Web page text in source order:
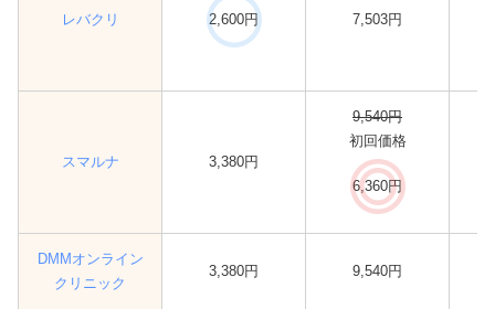
レバクリ 2,600円 7,503円
スマルナ 3,380円
9,540円
初回価格
6,360円
DMMオンライン
クリニック
3,380円 9,540円